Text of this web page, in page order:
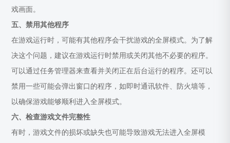
戏画面。
五、禁用其他程序
在游戏运行时，可能有其他程序会干扰游戏的全屏模式。为了解
决这个问题，建议在游戏运行时禁用或关闭其他不必要的程序。
可以通过任务管理器来查看并关闭正在后台运行的程序。还可以
禁用一些可能会弹出窗口的程序，如即时通讯软件、防火墙等，
以确保游戏能够顺利进入全屏模式。
六、检查游戏文件完整性
有时，游戏文件的损坏或缺失也可能导致游戏无法进入全屏模